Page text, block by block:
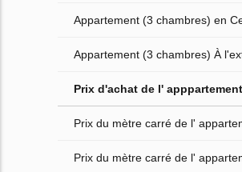
Appartement (3 chambres) en
Appartement (3 chambres) À
Prix d'achat de l' apppartement
Prix du mètre carré de l'
Prix du mètre carré de l'